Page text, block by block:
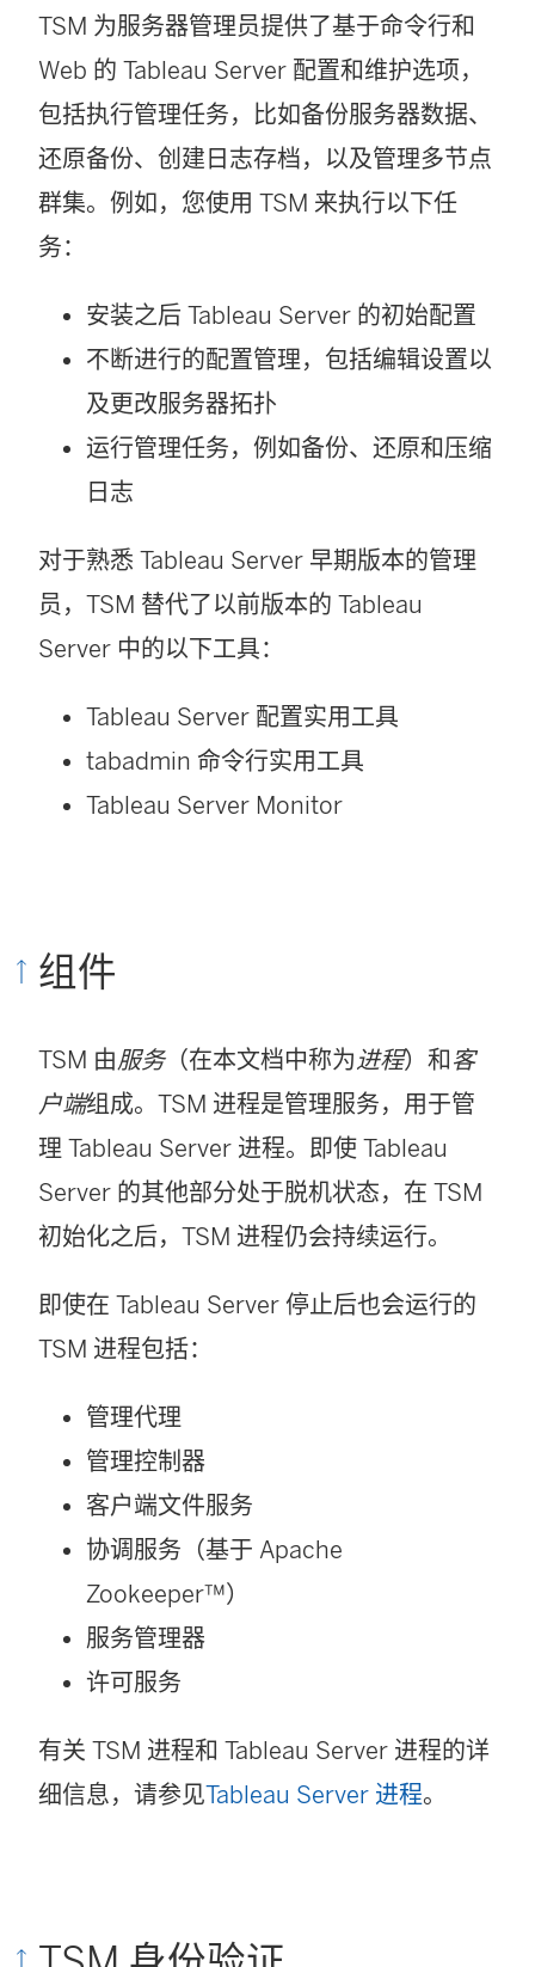
TSM 为服务器管理员提供了基于命令行和
Web 的 Tableau Server 配置和维护选项，
包括执行管理任务，比如备份服务器数据、
还原备份、创建日志存档，以及管理多节点
群集。例如，您使用 TSM 来执行以下任
务：
安装之后 Tableau Server 的初始配置
不断进行的配置管理，包括编辑设置以
及更改服务器拓扑
运行管理任务，例如备份、还原和压缩
日志
对于熟悉 Tableau Server 早期版本的管理
员，TSM 替代了以前版本的 Tableau
Server 中的以下工具：
Tableau Server 配置实用工具
tabadmin 命令行实用工具
Tableau Server Monitor
组件
TSM 由服务（在本文档中称为进程）和客
户端组成。TSM 进程是管理服务，用于管
理 Tableau Server 进程。即使 Tableau
Server 的其他部分处于脱机状态，在 TSM
初始化之后，TSM 进程仍会持续运行。
即使在 Tableau Server 停止后也会运行的
TSM 进程包括：
管理代理
管理控制器
客户端文件服务
协调服务（基于 Apache
Zookeeper™）
服务管理器
许可服务
有关 TSM 进程和 Tableau Server 进程的详
细信息，请参见Tableau Server 进程。